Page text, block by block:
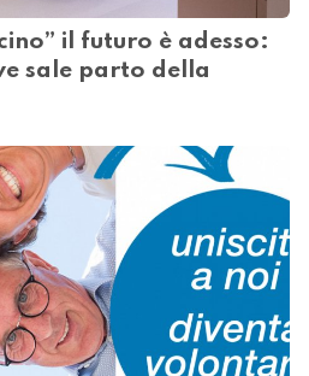
il futuro è adesso:
sale parto della